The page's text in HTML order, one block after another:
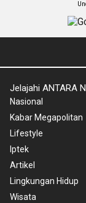
Jelajahi ANTARA
Nasional
Kabar Megapolitan
Lifestyle
Iptek
Artikel
Lingkungan Hidup
Wisata